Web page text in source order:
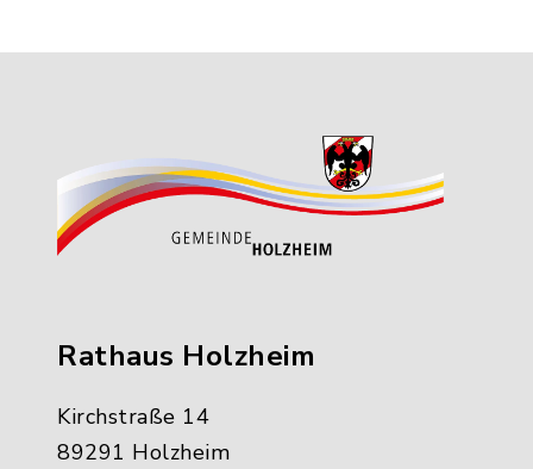
Rathaus Holzheim
Kirchstraße 14
89291 Holzheim